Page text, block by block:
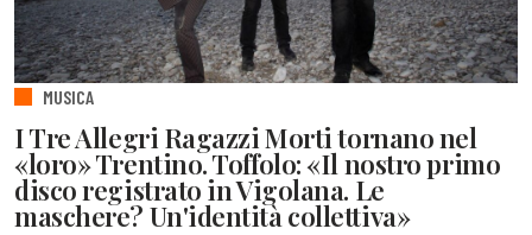
MUSICA
I Tre Allegri Ragazzi Morti tornano nel
«loro» Trentino. Toffolo: «Il nostro primo
disco registrato in Vigolana. Le
maschere? Un'identità collettiva»